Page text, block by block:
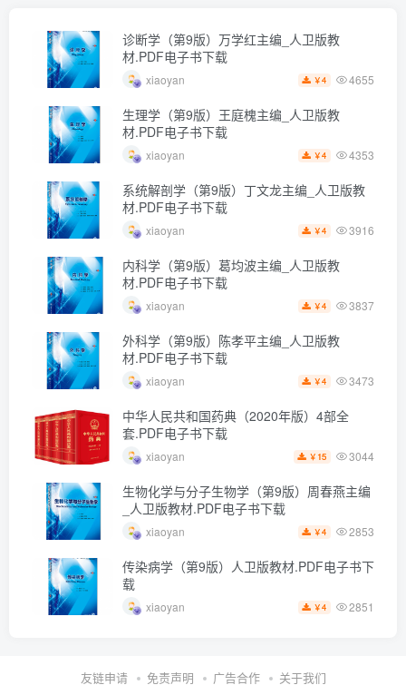
诊断学（第9版）万学红主编_人卫版教
材.PDF电子书下载
xiaoyan ￥4 4655
生理学（第9版）王庭槐主编_人卫版教
材.PDF电子书下载
xiaoyan ￥4 4353
系统解剖学（第9版）丁文龙主编_人卫版教
材.PDF电子书下载
xiaoyan ￥4 3916
内科学（第9版）葛均波主编_人卫版教
材.PDF电子书下载
xiaoyan ￥4 3837
外科学（第9版）陈孝平主编_人卫版教
材.PDF电子书下载
xiaoyan ￥4 3473
中华人民共和国药典（2020年版）4部全
套.PDF电子书下载
xiaoyan ￥ 15 3044
生物化学与分子生物学（第9版）周春燕主编
_人卫版教材.PDF电子书下载
xiaoyan ￥4 2853
传染病学（第9版）人卫版教材.PDF电子书下
载
xiaoyan ￥4 2851
友链申请 免责声明 广告合作 关于我们